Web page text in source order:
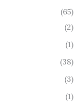
(65)
(2)
(1)
(38)
(3)
(1)